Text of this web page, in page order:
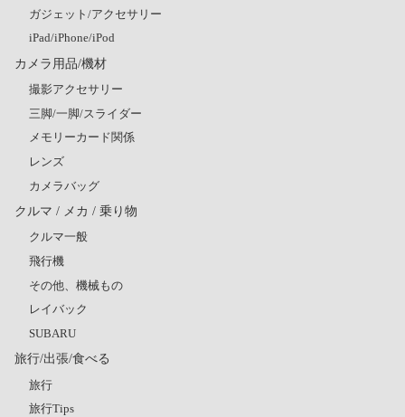
ガジェット/アクセサリー
iPad/iPhone/iPod
カメラ用品/機材
撮影アクセサリー
三脚/一脚/スライダー
メモリーカード関係
レンズ
カメラバッグ
クルマ / メカ / 乗り物
クルマ一般
飛行機
その他、機械もの
レイバック
SUBARU
旅行/出張/食べる
旅行
旅行Tips